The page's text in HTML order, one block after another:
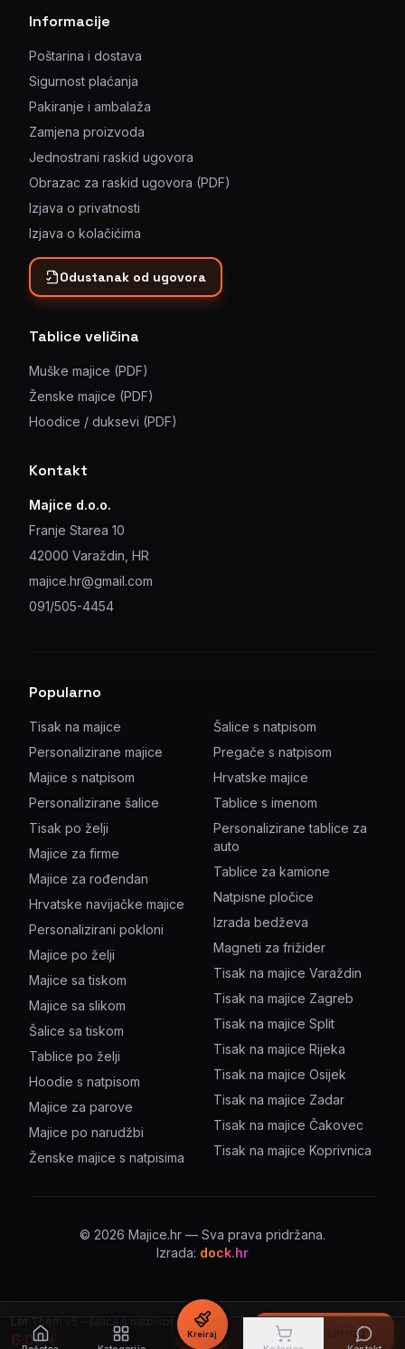
Let Them v5 – šalica s natpisom
6.00€ U košaricu
Informacije
Poštarina i dostava
Sigurnost plaćanja
Pakiranje i ambalaža
Zamjena proizvoda
Jednostrani raskid ugovora
Obrazac za raskid ugovora (PDF)
Izjava o privatnosti
Izjava o kolačićima
Odustanak od ugovora
Tablice veličina
Muške majice (PDF)
Ženske majice (PDF)
Hoodice / duksevi (PDF)
Kontakt
Majice d.o.o.
Franje Starea 10
42000 Varaždin, HR
majice.hr@gmail.com
091/505-4454
Popularno
Tisak na majice
Personalizirane majice
Majice s natpisom
Personalizirane šalice
Tisak po želji
Majice za firme
Majice za rođendan
Hrvatske navijačke majice
Personalizirani pokloni
Majice po želji
Majice sa tiskom
Majice sa slikom
Šalice sa tiskom
Tablice po želji
Hoodie s natpisom
Majice za parove
Majice po narudžbi
Ženske majice s natpisima
Šalice s natpisom
Pregače s natpisom
Hrvatske majice
Tablice s imenom
Personalizirane tablice za
auto
Tablice za kamione
Natpisne pločice
Izrada bedževa
Magneti za frižider
Tisak na majice Varaždin
Tisak na majice Zagreb
Tisak na majice Split
Tisak na majice Rijeka
Tisak na majice Osijek
Tisak na majice Zadar
Tisak na majice Čakovec
Tisak na majice Koprivnica
© 2026 Majice.hr — Sva prava pridržana.
Izrada: dock.hr
Kreiraj